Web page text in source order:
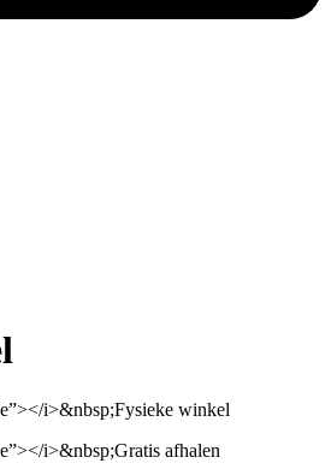
i>&nbsp;Fysieke winkel
i>&nbsp;Gratis afhalen